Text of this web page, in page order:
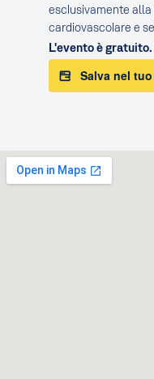
esclusivamente alla
cardiovascolare e
L'evento è
Salva nel